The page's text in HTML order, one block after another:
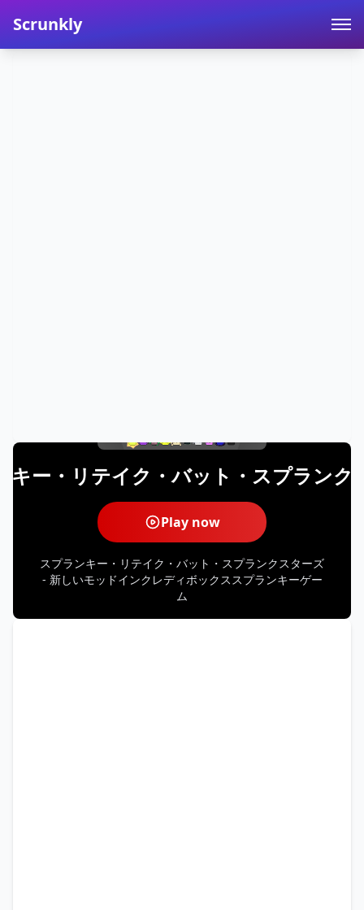
Scrunkly
キー・リテイク・バット・スプランク
Play now
スプランキー・リテイク・バット・スプランクスターズ
- 新しいモッドインクレディボックススプランキーゲー
ム